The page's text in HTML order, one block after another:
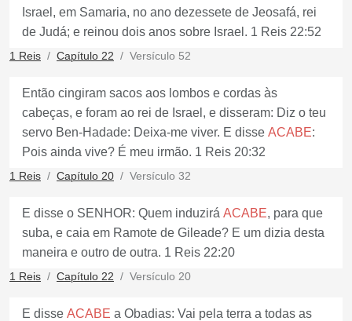
Israel, em Samaria, no ano dezessete de Jeosafá, rei
de Judá; e reinou dois anos sobre Israel. 1 Reis 22:52
1 Reis Capítulo 22 Versículo 52
Então cingiram sacos aos lombos e cordas às
cabeças, e foram ao rei de Israel, e disseram: Diz o teu
servo Ben-Hadade: Deixa-me viver. E disse ACABE:
Pois ainda vive? É meu irmão. 1 Reis 20:32
1 Reis Capítulo 20 Versículo 32
E disse o SENHOR: Quem induzirá ACABE, para que
suba, e caia em Ramote de Gileade? E um dizia desta
maneira e outro de outra. 1 Reis 22:20
1 Reis Capítulo 22 Versículo 20
E disse ACABE a Obadias: Vai pela terra a todas as